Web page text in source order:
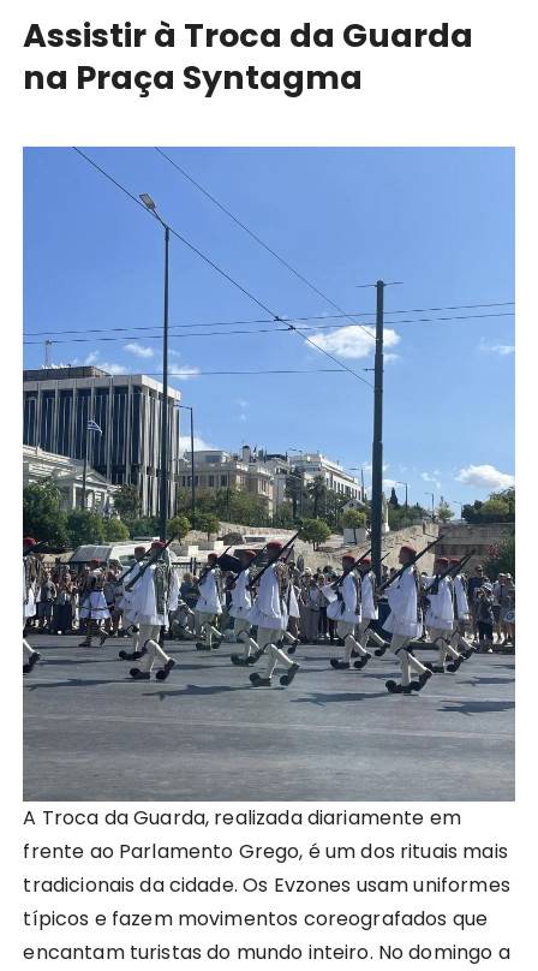
Assistir à Troca da Guarda
na Praça Syntagma
A Troca da Guarda, realizada diariamente em
frente ao Parlamento Grego, é um dos rituais mais
tradicionais da cidade. Os Evzones usam uniformes
típicos e fazem movimentos coreografados que
encantam turistas do mundo inteiro. No domingo a